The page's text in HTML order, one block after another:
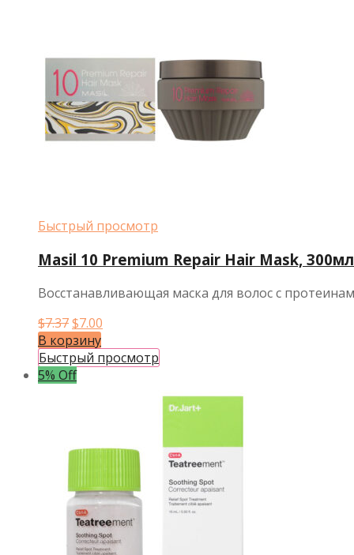
Быстрый просмотр
Masil 10 Premium Repair Hair Mask, 300мл
Восстанавливающая маска для волос с
$7.37Первоначальная
цена
составляла
$7.37.
$7.00
$7.00.
В корзину
Быстрый просмотр
5% Off